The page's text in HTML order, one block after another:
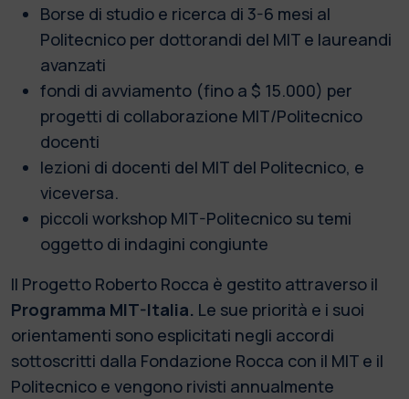
Borse di studio e ricerca di 3-6 mesi al
Politecnico per dottorandi del MIT e laureandi
avanzati
fondi di avviamento (fino a $ 15.000) per
progetti di collaborazione MIT/Politecnico
docenti
lezioni di docenti del MIT del Politecnico, e
viceversa.
piccoli workshop MIT-Politecnico su temi
oggetto di indagini congiunte
Il Progetto Roberto Rocca è gestito attraverso il
Programma MIT-Italia. Le sue priorità e i suoi
orientamenti sono esplicitati negli accordi
sottoscritti dalla Fondazione Rocca con il MIT e il
Politecnico e vengono rivisti annualmente